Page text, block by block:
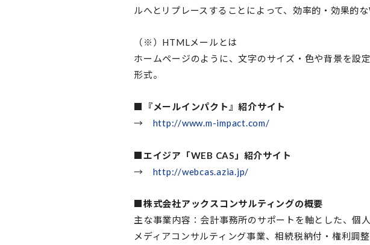
ルへとリプレースすることによって、効率的・効果的
（※）HTMLメールとは
ホームページのように、文字のサイズ・色や背景を設
形式。
■『メールインパクト』紹介サイト
→ http://www.m-impact.com/
■エイジア「WEB CAS」紹介サイト
→ http://webcas.azia.jp/
■株式会社アックスコンサルティングの概要
主な事業内容：会計事務所のサポートを軸とした、個
メディアコンサルティング事業、相続税納付・権利調